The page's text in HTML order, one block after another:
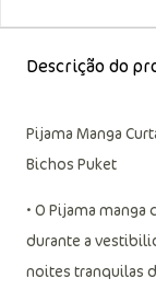
Descrição do
Pijama Manga
Bichos Puket
• O Pijama
durante a
noites tranquilas